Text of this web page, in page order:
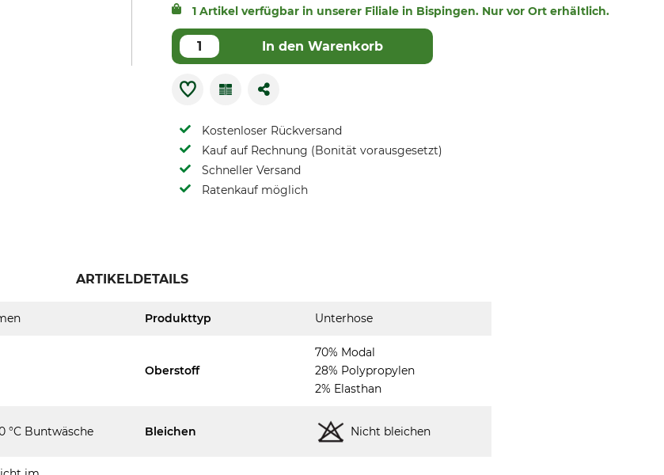
1 Artikel verfügbar in unserer Filiale in Bispingen. Nur vor Ort erhältlich.
In den Warenkorb
Kostenloser Rückversand
Kauf auf Rechnung (Bonität vorausgesetzt)
Schneller Versand
Ratenkauf möglich
ARTIKELDETAILS
Produkttyp Unterhose
Oberstoff
70% Modal
28% Polypropylen
2% Elasthan
°C Buntwäsche Bleichen Nicht bleichen